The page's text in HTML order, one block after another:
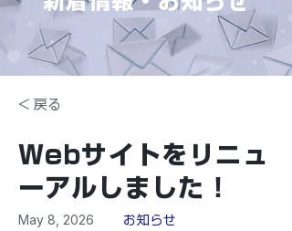
< 戻る
Webサイトをリニュ
ーアルしました！
May 8, 2026 お知らせ